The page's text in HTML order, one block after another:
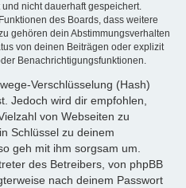
nicht dauerhaft gespeichert.
des Boards, dass weitere
gehören dein Abstimmungsverhalten
von deinen Beiträgen oder explizit
Benachrichtigungsfunktionen.
Verschlüsselung (Hash)
Jedoch wird dir empfohlen,
von Webseiten zu
Schlüssel zu deinem
geh mit ihm sorgsam um.
des Betreibers, von phpBB
nach deinem Passwort